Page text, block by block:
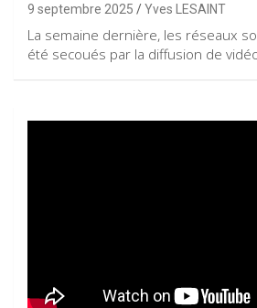
9 septembre 2025 Yves LESAINT
La semaine dernière, les réseaux
été secoués par la diffusion de